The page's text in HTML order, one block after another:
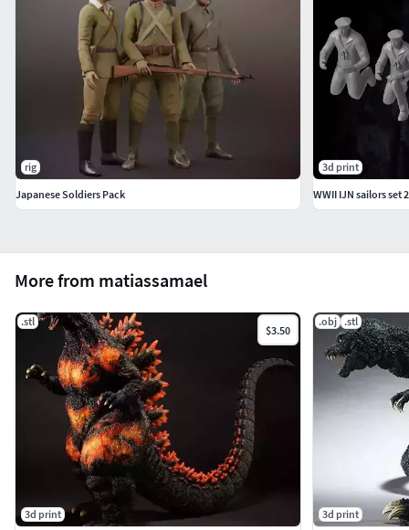
More from matiassamael
.stl
$3.50
3d print
.obj .stl
3d print
rig
Japanese Soldiers Pack
3d print
WWII IJN sailors set 2